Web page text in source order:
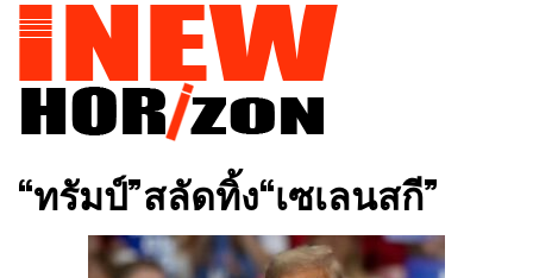
INEWHORIZON
“ทรัมป์”สลัดทิ้ง“เซเลนสกี”